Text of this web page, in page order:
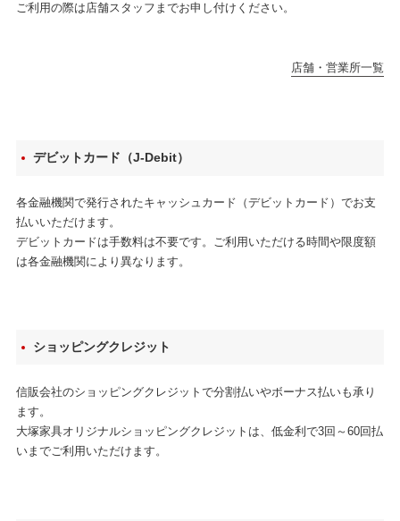
ご利用の際は店舗スタッフまでお申し付けください。
店舗・営業所一覧
デビットカード（J-Debit）
各金融機関で発行されたキャッシュカード（デビットカード）でお支
払いいただけます。
デビットカードは手数料は不要です。ご利用いただける時間や限度額
は各金融機関により異なります。
ショッピングクレジット
信販会社のショッピングクレジットで分割払いやボーナス払いも承り
ます。
大塚家具オリジナルショッピングクレジットは、低金利で3回～60回払
いまでご利用いただけます。